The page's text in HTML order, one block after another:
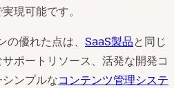
現可能です。
優れた点は、 SaaS製品と同じ
ポートリソース、活発な開発コ
ンプルなコンテンツ管理システ